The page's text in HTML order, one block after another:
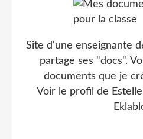
Site d'une enseignante
partage ses "docs".
documents que je
Voir le profil de